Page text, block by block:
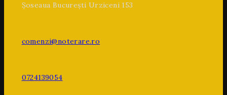
Șoseaua București Urziceni 153
comenzi@noterare.ro
0724139054